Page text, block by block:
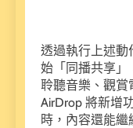
透過執行上述動
始「同播共享」
聆聽音樂、觀賞
AirDrop 將新增
時，內容還能繼